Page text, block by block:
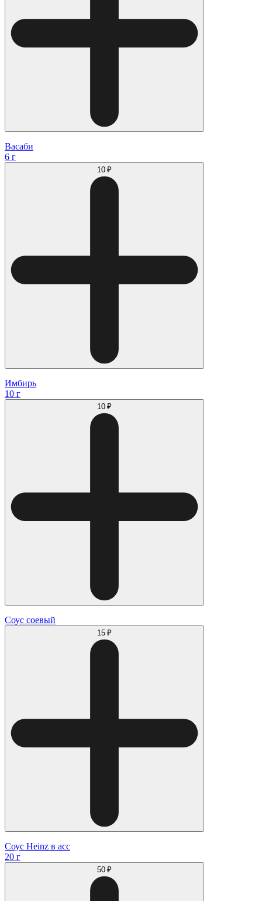
Васаби
6 г
10 ₽
Имбирь
10 г
10 ₽
Соус соевый
15 ₽
Соус Heinz в асс
20 г
50 ₽